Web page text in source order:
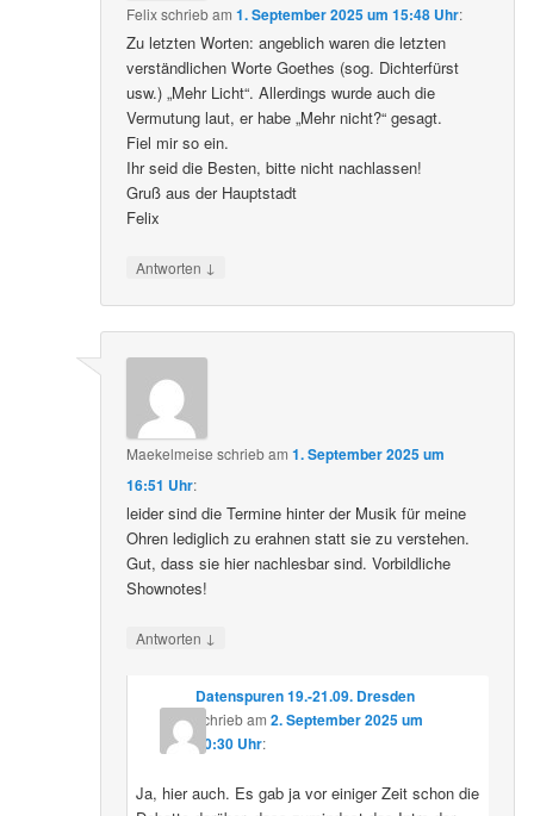
Felixschriebam1. September 2025 um 15:48 Uhr:
Zu letzten Worten: angeblich waren die letzten
verständlichen Worte Goethes (sog. Dichterfürst
usw.) „Mehr Licht“. Allerdings wurde auch die
Vermutung laut, er habe „Mehr nicht?“ gesagt.
Fiel mir so ein.
Ihr seid die Besten, bitte nicht nachlassen!
Gruß aus der Hauptstadt
Felix
Antworten ↓
Maekelmeise schriebam1. September 2025 um
16:51 Uhr:
leider sind die Termine hinter der Musik für meine
Ohren lediglich zu erahnen statt sie zu verstehen.
Gut, dass sie hier nachlesbar sind. Vorbildliche
Shownotes!
Antworten ↓
Datenspuren 19.-21.09. Dresden
schriebam 2. September 2025 um
10:30 Uhr:
Ja, hier auch. Es gab ja vor einiger Zeit schon die